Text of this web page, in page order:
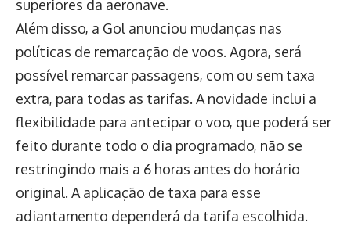
superiores da aeronave.
Além disso, a Gol anunciou mudanças nas
políticas de remarcação de voos. Agora, será
possível remarcar passagens, com ou sem taxa
extra, para todas as tarifas. A novidade inclui a
flexibilidade para antecipar o voo, que poderá ser
feito durante todo o dia programado, não se
restringindo mais a 6 horas antes do horário
original. A aplicação de taxa para esse
adiantamento dependerá da tarifa escolhida.